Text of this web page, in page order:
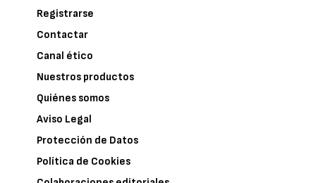
Registrarse
Contactar
Canal ético
Nuestros productos
Quiénes somos
Aviso Legal
Protección de Datos
Política de Cookies